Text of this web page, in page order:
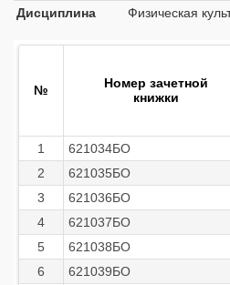
Дисциплина
Физическая
№
Номер зачетной
книжки
1
621034БО
2
621035БО
3
621036БО
4
621037БО
5
621038БО
6
621039БО